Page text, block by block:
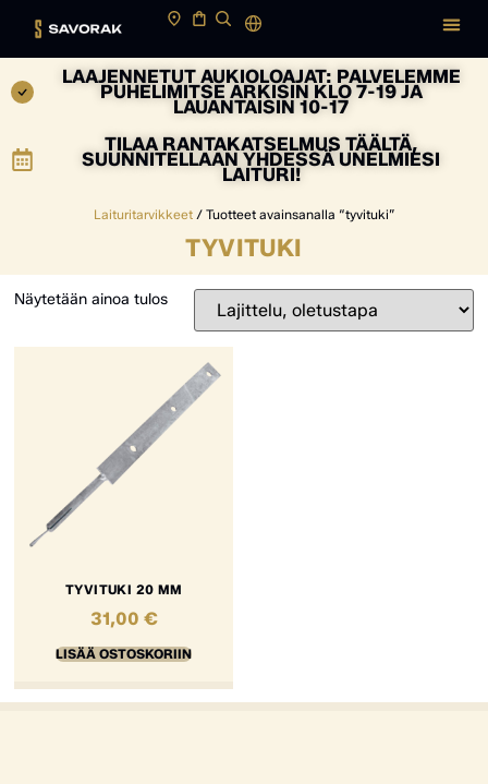
LAAJENNETUT AUKIOLOAJAT: PALVELEMME
PUHELIMITSE ARKISIN KLO 7-19 JA
LAUANTAISIN 10-17
TILAA RANTAKATSELMUS TÄÄLTÄ,
SUUNNITELLAAN YHDESSÄ UNELMIESI
LAITURI!
Laituritarvikkeet/ Tuotteet avainsanalla “tyvituki”
TYVITUKI
Näytetään ainoa tulos
TYVITUKI 20 MM
31,00 €
LISÄÄ OSTOSKORIIN